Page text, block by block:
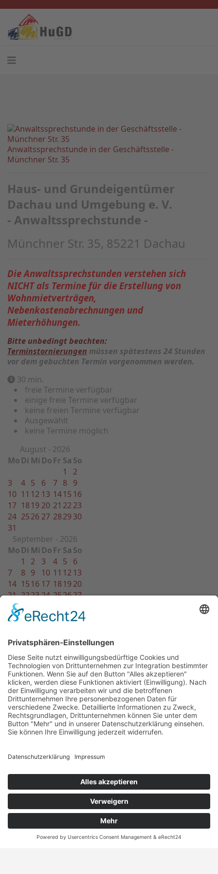
Anwaltssprechstunde in der Geschäftsstelle -
Münchner Str. 35
Haus- und Grundeigentümer
Dachau und Umgebung e. V.
- Anwaltssprechstunde -
Münchner Str. 35, 85221 Dachau
Die Anwaltssprechstunden verstehen sich
NICHT als Termine für die Erstellung von
Wohnmietverträgen,
Nebenkostenabrechnungen und
Mieterhöhungen.
Bitte unbedingt beachten:
Terminstornierungen müssen spätestens 24 Stunden
vor dem gebuchten Termin vorgenommen werden.
30 min.
freie Termine verfügbar
einige freie Termine verfügbar
keine freien Termine verfügbar
Ausgewählt
keine Termine möglich
August - 2026
Mo Di Mi Do Fr Sa So
1
2
3
4 5 6 7 8
9
10 11 12 13 1415 16
17 18 19 20 21 22 23
24 2526 27 2829 30
31
September - 2026
Mo Di Mi Do Fr Sa So
1
2 3 4 5
6
7
8 9 10 11 12 13
14 15 16 17 18 19 20
21 222324 252627
28 29
Oktober - 2026
1
2 3 4
12 131415 161718
19 2021 22 232425
26 272829 3031
Jetzt Buchen
Terminvereinbarung
• Beratung in der Geschäftsstelle oder
Anwaltssprechstunde
2026 © Haus- und Grundeigentümer Dachau und Umgebung